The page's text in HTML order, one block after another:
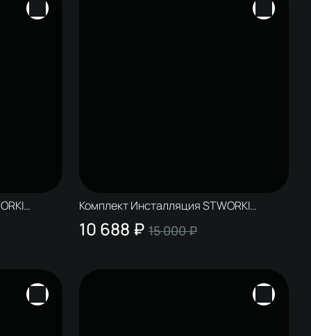
Комплект Инсталляция STWORKI
S510000 + Кнопка Дублин S41505BL
цвет матовый синий
10 688 ₽ 15 000 ₽